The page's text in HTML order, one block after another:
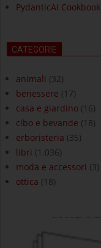
PydanticAI Cookbook
CATEGORIE
animali (32)
benessere (17)
casa e giardino (16)
cibo e bevande (18)
erboristeria (35)
libri (1.036)
moda e accessori (3)
ottica (18)